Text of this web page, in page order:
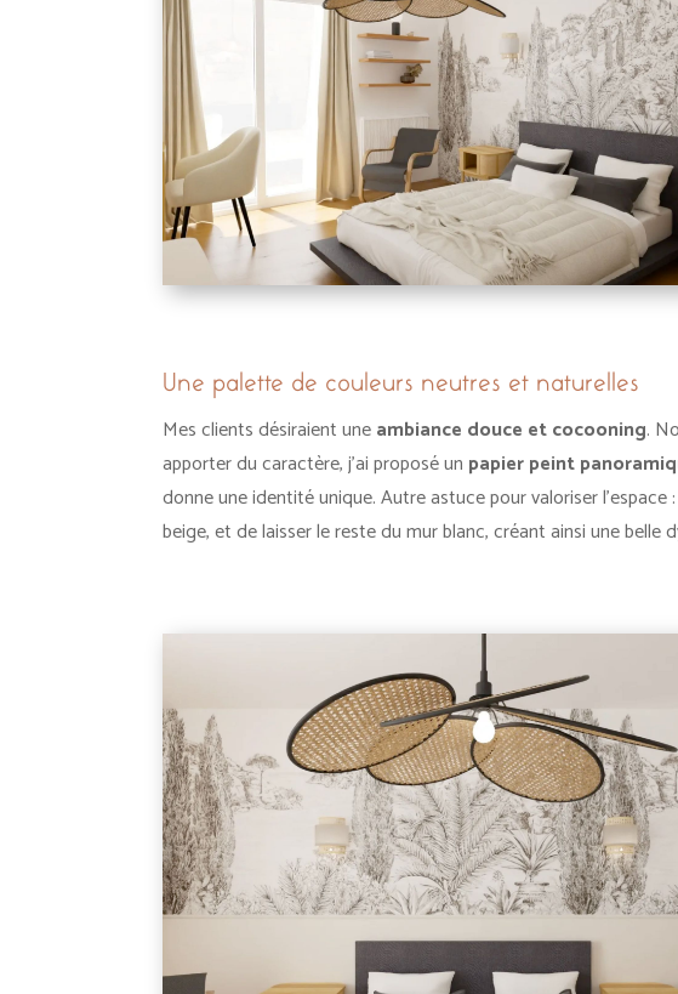
Une palette de couleurs neutres et naturelles
Mes clients désiraient uneambiance douce et cocooning.
apporter du caractère, j’ai proposé un papier peint
donne une identité unique.Autre astuce pour valoriser l’espace :
beige, et de laisser le reste du mur blanc, créant ainsi une